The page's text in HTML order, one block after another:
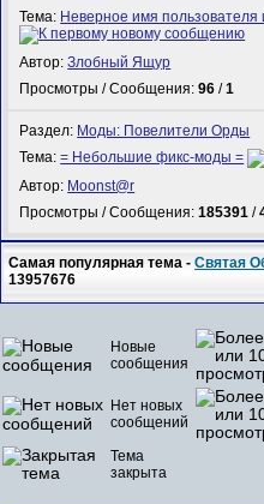
Тема: Неверное имя пользователя
Автор:Злобный Ящур
Просмотры / Сообщения:96 /1
Раздел: Моды: Повелители Орды
Тема:= Небольшие фикс-моды =
Автор: Mооnst@r
Просмотры / Сообщения:185391 /
Самая популярная тема -Святая
13957676
Новые
сообщения
Нет новых
сообщений
Тема
закрыта